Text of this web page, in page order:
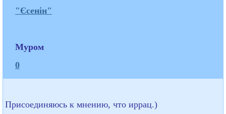
"Єсенін"
Муром
0
Присоединяюсь к мнению, что иррац.)